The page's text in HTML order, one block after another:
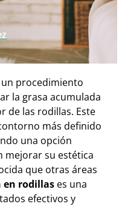
un procedimiento
la grasa acumulada
de las rodillas. Este
más definido
una opción
mejorar su estética
que otras áreas
en rodillas es una
efectivos y